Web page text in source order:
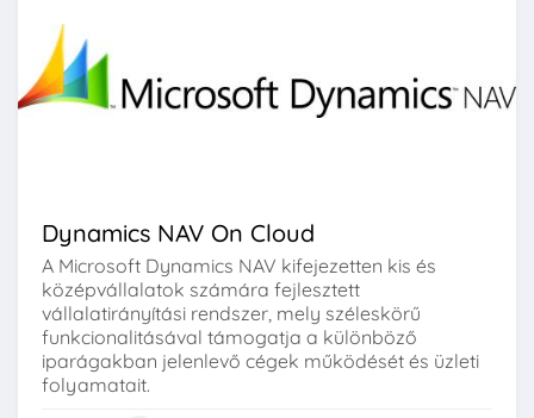
Dynamics NAV On Cloud
A Microsoft Dynamics NAV kifejezetten kis és
középvállalatok számára fejlesztett
vállalatirányítási rendszer, mely széleskörű
funkcionalitásával támogatja a különböző
iparágakban jelenlevő cégek működését és üzleti
folyamatait.